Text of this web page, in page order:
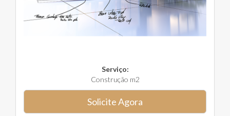
Serviço:
Construção m2
Solicite Agora